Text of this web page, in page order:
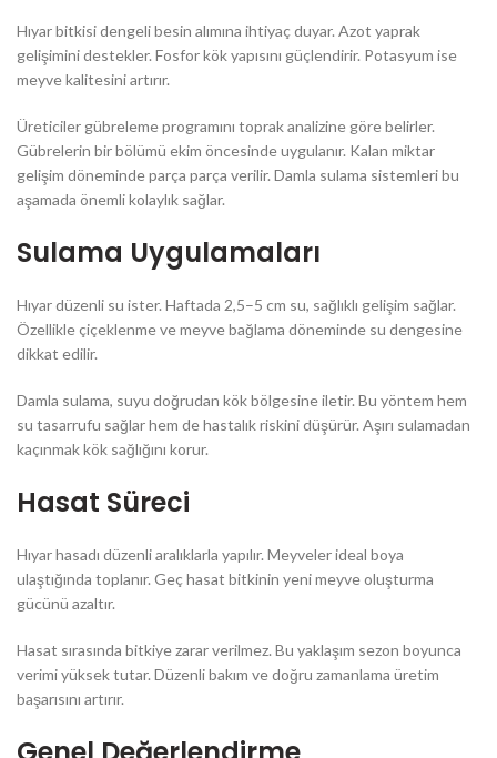
Hıyar bitkisi dengeli besin alımına ihtiyaç duyar. Azot yaprak
gelişimini destekler. Fosfor kök yapısını güçlendirir. Potasyum ise
meyve kalitesini artırır.
Üreticiler gübreleme programını toprak analizine göre belirler.
Gübrelerin bir bölümü ekim öncesinde uygulanır. Kalan miktar
gelişim döneminde parça parça verilir. Damla sulama sistemleri bu
aşamada önemli kolaylık sağlar.
Sulama Uygulamaları
Hıyar düzenli su ister. Haftada 2,5–5 cm su, sağlıklı gelişim sağlar.
Özellikle çiçeklenme ve meyve bağlama döneminde su dengesine
dikkat edilir.
Damla sulama, suyu doğrudan kök bölgesine iletir. Bu yöntem hem
su tasarrufu sağlar hem de hastalık riskini düşürür. Aşırı sulamadan
kaçınmak kök sağlığını korur.
Hasat Süreci
Hıyar hasadı düzenli aralıklarla yapılır. Meyveler ideal boya
ulaştığında toplanır. Geç hasat bitkinin yeni meyve oluşturma
gücünü azaltır.
Hasat sırasında bitkiye zarar verilmez. Bu yaklaşım sezon boyunca
verimi yüksek tutar. Düzenli bakım ve doğru zamanlama üretim
başarısını artırır.